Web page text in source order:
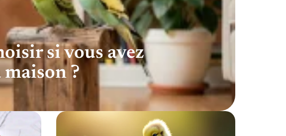
si vous avez
?